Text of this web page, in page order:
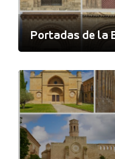
Portadas de la